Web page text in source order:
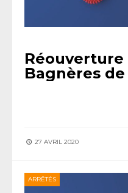
Bagnères
27 AVRIL 2020
ARRÊTÉS